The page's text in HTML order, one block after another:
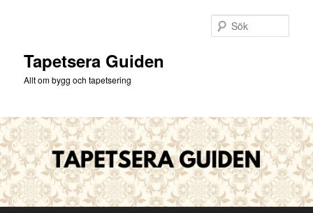
Tapetsera Guiden
Allt om bygg och tapetsering